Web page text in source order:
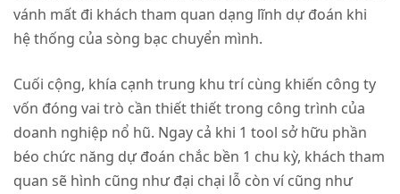
vánh mất đi khách tham quan dạng lĩnh dự đoán khi
hệ thống của sòng bạc chuyển mình.
Cuối cộng, khía cạnh trung khu trí cùng khiến công ty
vốn đóng vai trò cần thiết thiết trong công trình của
doanh nghiệp nổ hũ. Ngay cả khi 1 tool sở hữu phần
béo chức năng dự đoán chắc bền 1 chu kỳ, khách tham
quan sẽ hình cũng như đại chại lỗ còn ví cũng như